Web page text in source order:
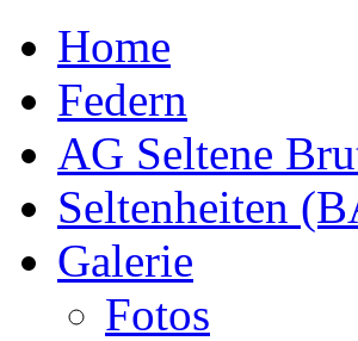
Home
Federn
AG Seltene
Seltenheiten
Galerie
Fotos